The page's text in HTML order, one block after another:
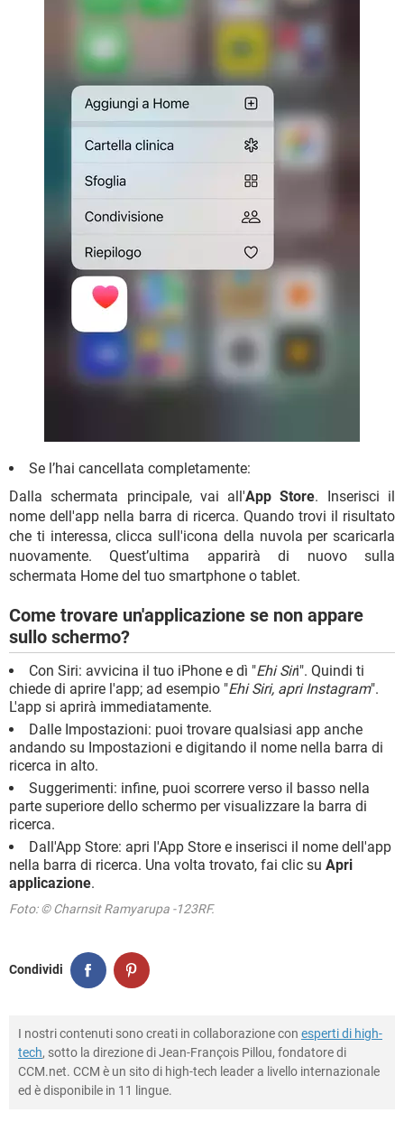
Se l’hai cancellata completamente:
Dalla schermata principale, vai all'App Store. Inserisci il
nome dell'app nella barra di ricerca. Quando trovi il risultato
che ti interessa, clicca sull'icona della nuvola per scaricarla
nuovamente. Quest’ultima apparirà di nuovo sulla
schermata Home del tuo smartphone o tablet.
Come trovare un'applicazione se non appare
sullo schermo?
Con Siri: avvicina il tuo iPhone e dì "Ehi Siri". Quindi ti
chiede di aprire l'app; ad esempio "Ehi Siri, apri Instagram".
L'app si aprirà immediatamente.
Dalle Impostazioni: puoi trovare qualsiasi app anche
andando su Impostazioni e digitando il nome nella barra di
ricerca in alto.
Suggerimenti: infine, puoi scorrere verso il basso nella
parte superiore dello schermo per visualizzare la barra di
ricerca.
Dall'App Store: apri l'App Store e inserisci il nome dell'app
nella barra di ricerca. Una volta trovato, fai clic su Apri
applicazione.
Foto: © Charnsit Ramyarupa -123RF.
Condividi
I nostri contenuti sono creati in collaborazione con esperti di high-
tech, sotto la direzione di Jean-François Pillou, fondatore di
CCM.net. CCM è un sito di high-tech leader a livello internazionale
ed è disponibile in 11 lingue.